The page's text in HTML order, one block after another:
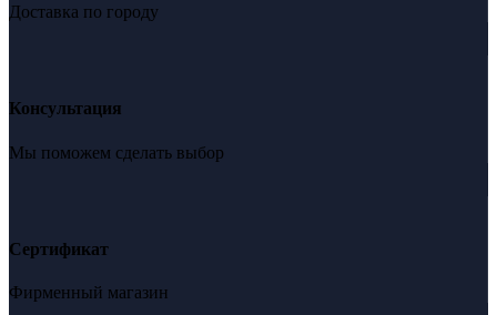
Доставка по городу
Консультация
Мы поможем сделать выбор
Сертификат
Фирменный магазин